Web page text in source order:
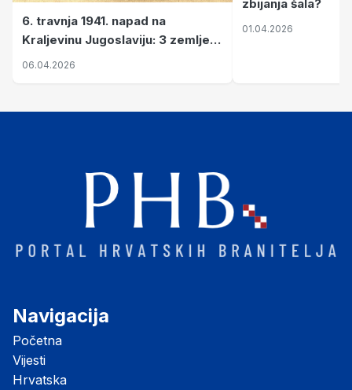
6. travnja 1941. napad na
Kraljevinu Jugoslaviju: 3 zemlje
nastale njenim raspadom
06.04.2026
zbijanja šala?
01.04.2026
Navigacija
Početna
Vijesti
Hrvatska